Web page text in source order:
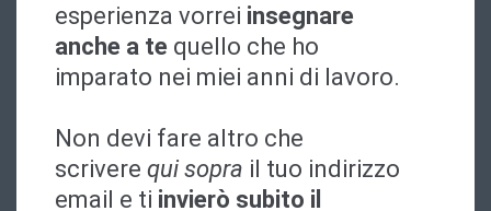
esperienza vorrei insegnare
anche a te quello che ho
imparato nei miei anni di lavoro.
Non devi fare altro che
scrivere qui sopra il tuo indirizzo
email e ti invierò subito il